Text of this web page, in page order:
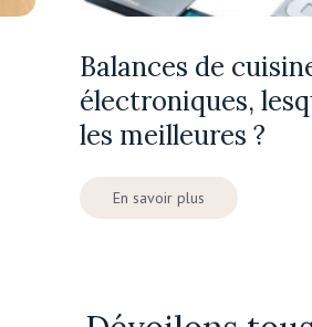
Balances de
électroniques,
les meilleures ?
En savoir plus